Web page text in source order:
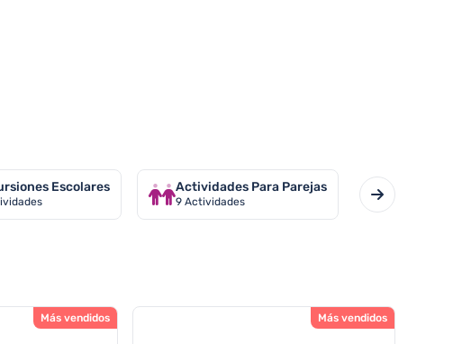
Escolares Actividades Para Parejas
9 Actividades
Más vendidos Más vendidos